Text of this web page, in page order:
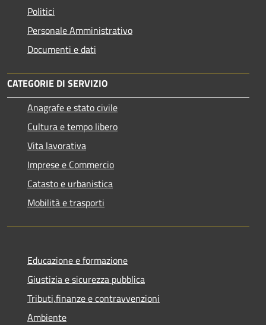
Politici
Personale Amministrativo
Documenti e dati
CATEGORIE DI SERVIZIO
Anagrafe e stato civile
Cultura e tempo libero
Vita lavorativa
Imprese e Commercio
Catasto e urbanistica
Mobilità e trasporti
Educazione e formazione
Giustizia e sicurezza pubblica
Tributi,finanze e contravvenzioni
Ambiente